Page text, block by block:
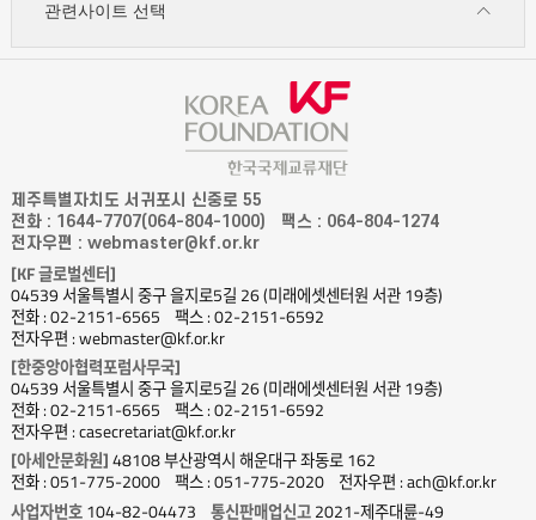
관련사이트 선택
제주특별자치도 서귀포시 신중로 55
전화 : 1644-7707(064-804-1000)
팩스 : 064-804-1274
전자우편 : webmaster@kf.or.kr
[KF 글로벌센터]
04539 서울특별시 중구 을지로5길 26 (미래에셋센터원 서관 19층)
전화 : 02-2151-6565
팩스 : 02-2151-6592
전자우편 : webmaster@kf.or.kr
[한중앙아협력포럼사무국]
04539 서울특별시 중구 을지로5길 26 (미래에셋센터원 서관 19층)
전화 : 02-2151-6565
팩스 : 02-2151-6592
전자우편 : casecretariat@kf.or.kr
[아세안문화원] 48108 부산광역시 해운대구 좌동로 162
전화 : 051-775-2000
팩스 : 051-775-2020
전자우편 : ach@kf.or.kr
사업자번호104-82-04473 통신판매업신고2021-제주대륜-49